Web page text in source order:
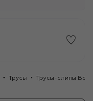
Трусы Трусы-слипы